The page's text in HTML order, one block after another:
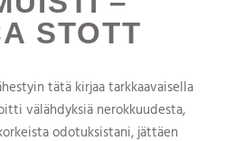
STOTT
tätä kirjaa tarkkaavaisella
välähdyksiä nerokkuudesta,
odotuksistani, jättäen